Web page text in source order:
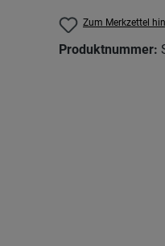
Zum Merkzettel
Produktnummer: